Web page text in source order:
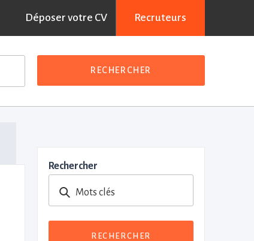
Déposer votre CV Recruteurs
RECHERCHER
Rechercher
Mots clés
RECHERCHER